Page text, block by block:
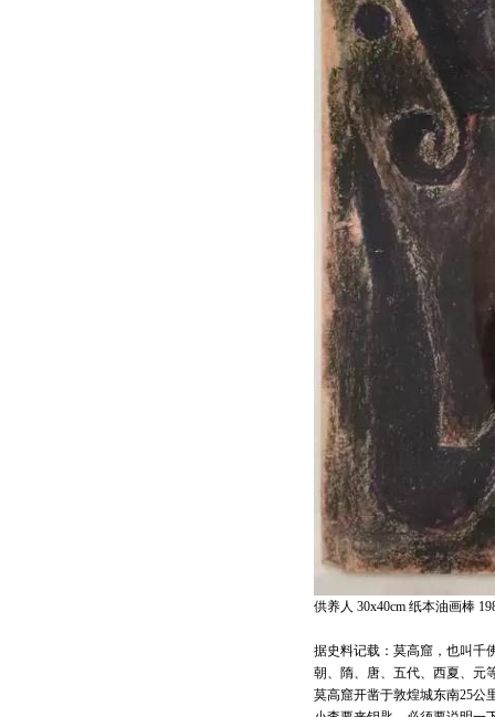
供养人 30x40cm 纸本油画棒
据史料记载：莫高窟，也叫千
朝、隋、唐、五代、西夏、元
莫高窟开凿于敦煌城东南25公